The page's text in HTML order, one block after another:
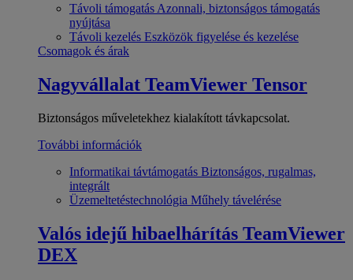
Távoli támogatás Azonnali, biztonságos támogatás
nyújtása
Távoli kezelés Eszközök figyelése és kezelése
Csomagok és árak
Nagyvállalat TeamViewer Tensor
Biztonságos műveletekhez kialakított távkapcsolat.
További információk
Informatikai távtámogatás Biztonságos, rugalmas,
integrált
Üzemeltetéstechnológia Műhely távelérése
Valós idejű hibaelhárítás TeamViewer
DEX